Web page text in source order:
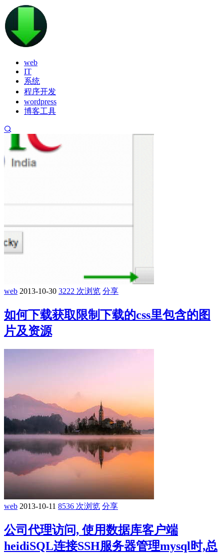
web
IT
系统
程序开发
wordpress
博客工具
web 2013-10-30 3222 次浏览 分享
如何下载获取限制下载的css里包含的图
片及资源
web 2013-10-11 8536 次浏览 分享
公司代理访问, 使用数据库客户端
heidiSQL连接SSH服务器管理mysql时,总